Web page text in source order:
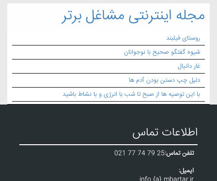
مجله اینترنتی مشاغل برتر
روستای فیلبند
شیوه گفتگو صحیح با نوجوانان
غار دانیال
دلیل چپ دستن بودن آدم ها
با این توصیه ها از صبح تا شب با انرژی و با نشاط باشید
اطلاعات تماس
تلفن تماس:021 77 74 79 25
ایمیل: